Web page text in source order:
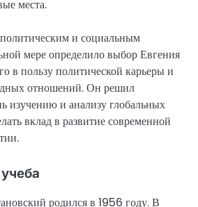
места.
и социальным
мере определило выбор Евгения
в пользу политической карьеры и
отношений. Он решил
изучению и анализу глобальных
вклад в развитие современной
родился в 1956 году. В